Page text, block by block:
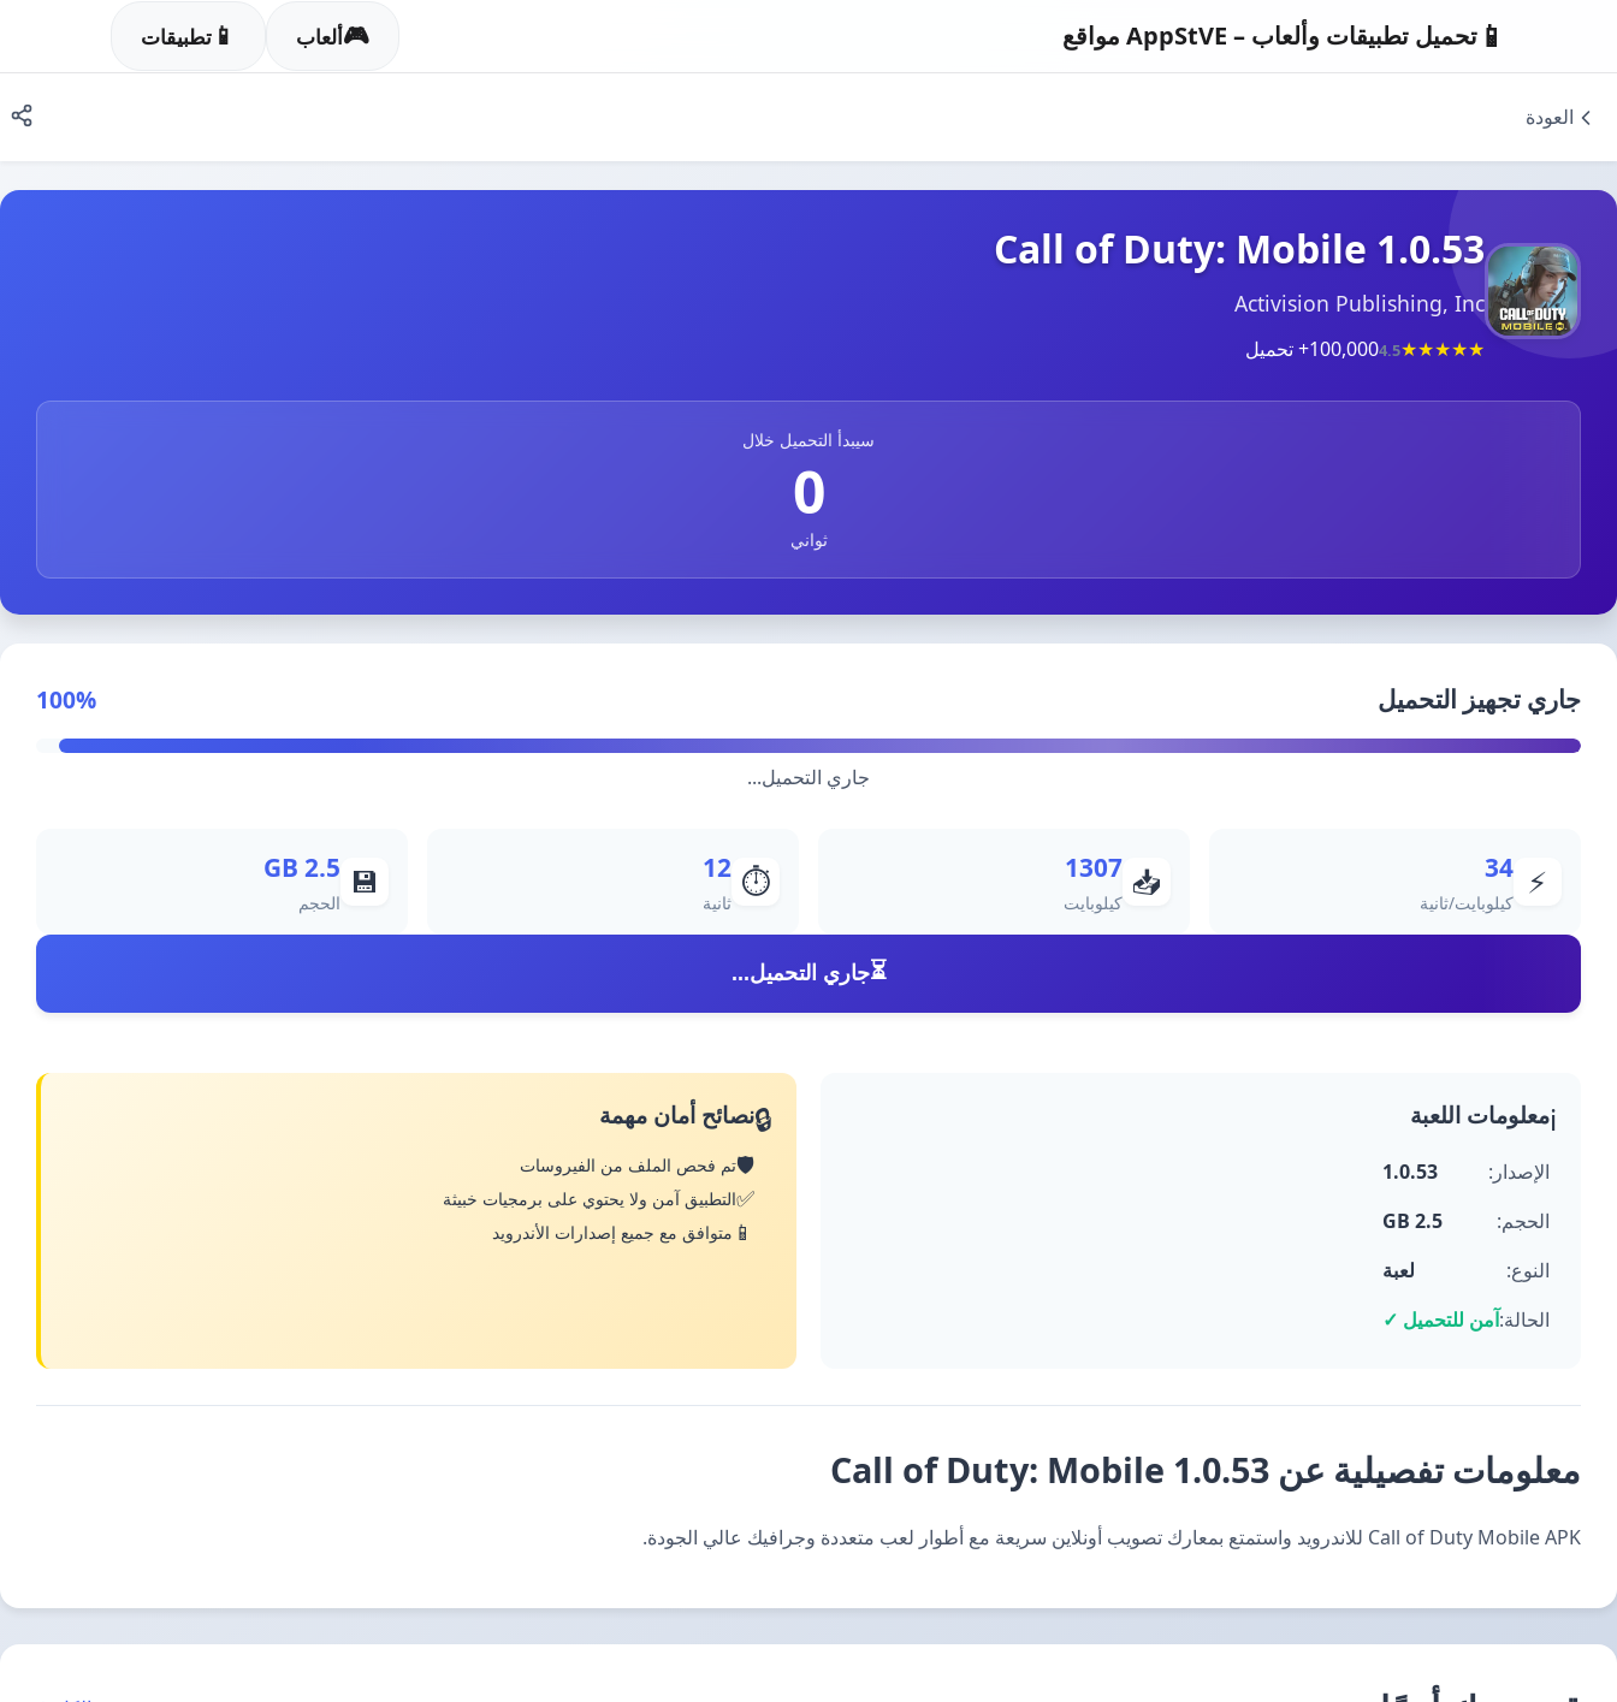
📱 تحميل تطبيقات وألعاب – AppStVE مواقع 🎮ألعاب 📱 تطبيقات
العودة
Call of Duty: Mobile 1.0.53
Activision Publishing, Inc
★
★
★
★
★
4.5100,000+ تحميل
سيبدأ التحميل خلال
0
ثواني
جاري تجهيز التحميل 100%
جاري التحميل...
⚡
34
كيلوبايت/ثانية
📥
1307
كيلوبايت
⏱️
12
ثانية
💾
2.5 GB
الحجم
⏳جاري التحميل...
ℹ️معلومات اللعبة
الإصدار:
1.0.53
الحجم:
2.5 GB
النوع:
لعبة
الحالة:آمن للتحميل ✓
🔒نصائح أمان مهمة
🛡️تم فحص الملف من الفيروسات
✅التطبيق آمن ولا يحتوي على برمجيات خبيثة
📱 متوافق مع جميع إصدارات الأندرويد
معلومات تفصيلية عن Call of Duty: Mobile 1.0.53
Call of Duty Mobile APK للاندرويد واستمتع بمعارك تصويب أونلاين سريعة مع أطوار لعب متعددة وجرافيك عالي الجودة.